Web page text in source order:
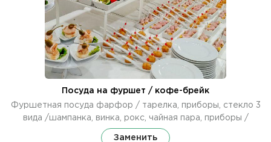
Посуда на фуршет / кофе-брейк
Фуршетная посуда фарфор / тарелка, приборы, стекло 3
вида /шампанка, винка, рокс, чайная пара, приборы /
Заменить